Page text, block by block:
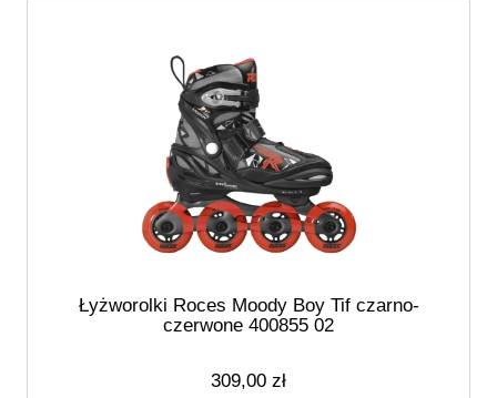
Łyżworolki Roces Moody Boy Tif czarno-
czerwone 400855 02
309,00 zł